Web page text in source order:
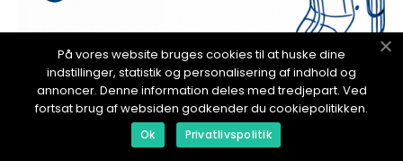
18. January 2024
Epokkjøkken montering: Den komplette
guiden til et vellykket kjøkkenprosjekt
På vores website bruges cookies til at huske dine
indstillinger, statistik og personalisering af indhold og
annoncer. Denne information deles med tredjepart. Ved
fortsat brug af websiden godkender du cookiepolitikken.
Ok Privatlivspolitik